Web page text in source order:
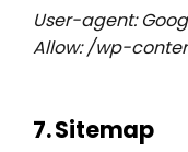
User-agent:
Allow: /wp-
7. Sitemap